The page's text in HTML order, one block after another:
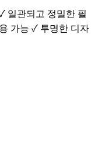
일관되고 정밀한 필
가능 ✓ 투명한 디자